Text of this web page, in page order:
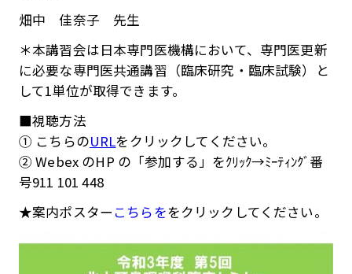
畑中 佳奈子 先生
＊本講習会は日本専門医機構において、専門医更新
に必要な専門医共通講習（臨床研究・臨床試験）と
して1単位が取得できます。
■視聴方法
① こちらのURLをクリックしてください。
② Webex のHP の「参加する」をｸﾘｯｸ→ﾐｰﾃｨﾝｸﾞ番
号911 101 448
★案内ポスター こちらををクリックしてください。